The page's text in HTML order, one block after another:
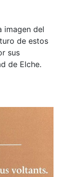
imagen del
de estos
sus
de Elche.